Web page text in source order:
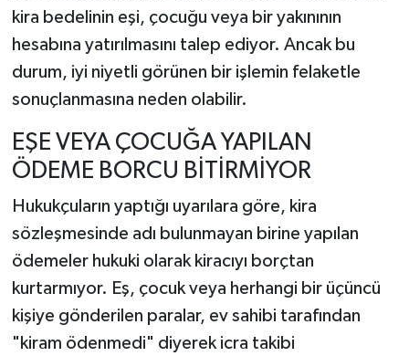
kira bedelinin eşi, çocuğu veya bir yakınının
hesabına yatırılmasını talep ediyor. Ancak bu
durum, iyi niyetli görünen bir işlemin felaketle
sonuçlanmasına neden olabilir.
EŞE VEYA ÇOCUĞA YAPILAN
ÖDEME BORCU BİTİRMİYOR
Hukukçuların yaptığı uyarılara göre, kira
sözleşmesinde adı bulunmayan birine yapılan
ödemeler hukuki olarak kiracıyı borçtan
kurtarmıyor. Eş, çocuk veya herhangi bir üçüncü
kişiye gönderilen paralar, ev sahibi tarafından
"kiram ödenmedi" diyerek icra takibi